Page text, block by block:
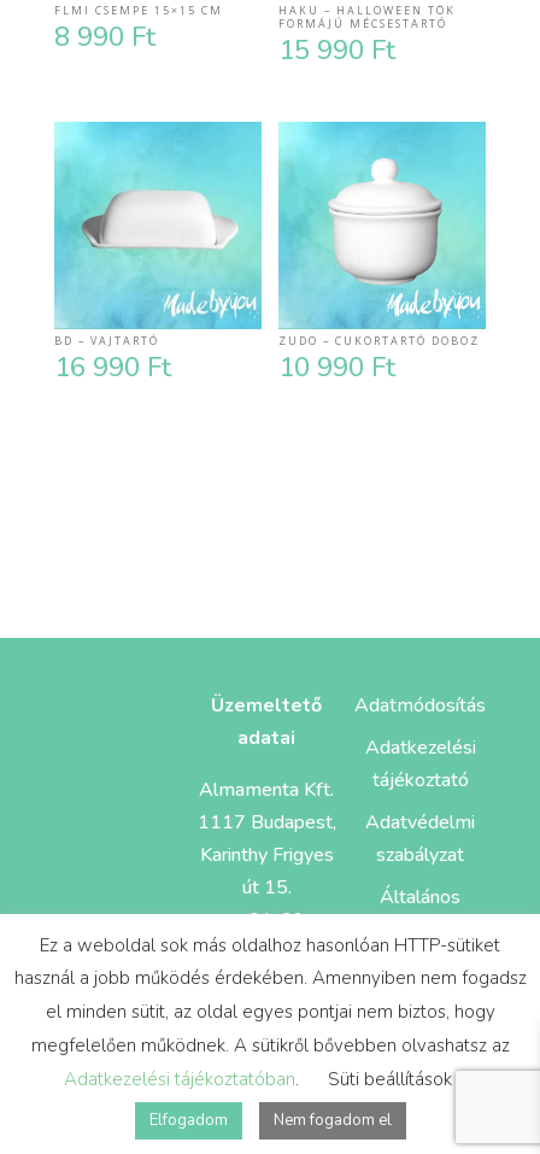
FLMI CSEMPE 15×15 CM
8 990 Ft
HAKU – HALLOWEEN TÖK
FORMÁJÚ MÉCSESTARTÓ
15 990 Ft
BD – VAJTARTÓ
16 990 Ft
ZUDO – CUKORTARTÓ DOBOZ
10 990 Ft
Üzemeltető
adatai
Almamenta Kft.
1117 Budapest,
Karinthy Frigyes
út 15.
cg: 01-09-
884055
Adatmódosítás
Adatkezelési
tájékoztató
Adatvédelmi
szabályzat
Általános
Design és sitebuild: Mira Webdesign Studio
Ez a weboldal sok más oldalhoz hasonlóan HTTP-sütiket
használ a jobb működés érdekében. Amennyiben nem fogadsz
el minden sütit, az oldal egyes pontjai nem biztos, hogy
megfelelően működnek. A sütikről bővebben olvashatsz az
Adatkezelési tájékoztatóban. Süti beállítások
Elfogadom Nem fogadom el